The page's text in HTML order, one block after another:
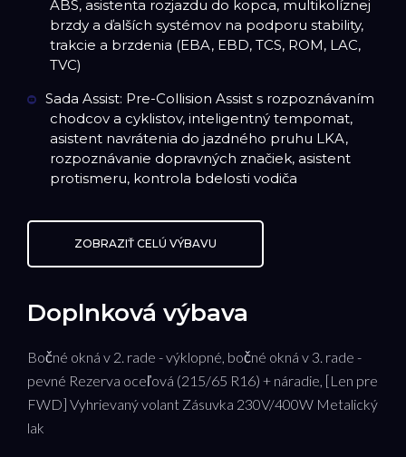
ABS, asistenta rozjazdu do kopca, multikolíznej
brzdy a ďalších systémov na podporu stability,
trakcie a brzdenia (EBA, EBD, TCS, ROM, LAC,
TVC)
Sada Assist: Pre-Collision Assist s rozpoznávaním
chodcov a cyklistov, inteligentný tempomat,
asistent navrátenia do jazdného pruhu LKA,
rozpoznávanie dopravných značiek, asistent
protismeru, kontrola bdelosti vodiča
ZOBRAZIŤ CELÚ VÝBAVU
Doplnková výbava
Bočné okná v 2. rade - výklopné, bočné okná v 3. rade -
pevné Rezerva oceľová (215/65 R16) + náradie, [Len pre
FWD] Vyhrievaný volant Zásuvka 230V/400W Metalický
lak